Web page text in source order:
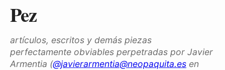
Pez
artículos, escritos y demás piezas
perfectamente obviables perpetradas por Javier
Armentia (@javierarmentia@neopaquita.es en